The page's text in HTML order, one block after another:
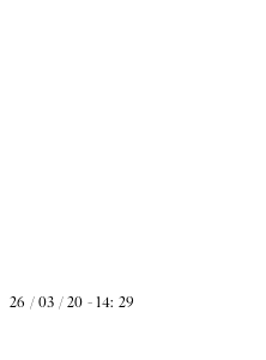
26 / 03 / 20 - 14: 29